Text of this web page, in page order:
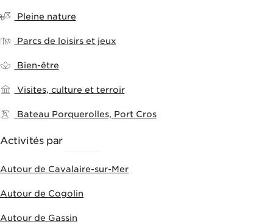
Pleine nature
Parcs de loisirs et jeux
Bien-être
Visites, culture et terroir
Bateau Porquerolles, Port Cros
Activités par
Autour de Cavalaire-sur-Mer
Autour de Cogolin
Autour de Gassin